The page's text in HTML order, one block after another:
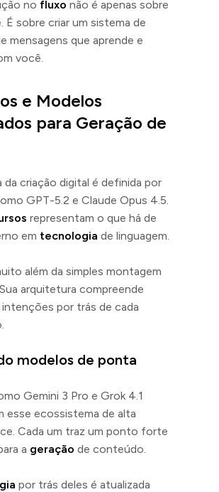
no fluxo não é apenas sobre
É sobre criar um sistema de
mensagens que aprende e
você.
e Modelos
para Geração de
criação digital é definida por
GPT-5.2 e Claude Opus 4.5.
representam o que há de
em tecnologia de linguagem.
além da simples montagem
arquitetura compreende
por trás de cada
modelos de ponta
Gemini 3 Pro e Grok 4.1
esse ecossistema de alta
Cada um traz um ponto forte
a geração de conteúdo.
por trás deles é atualizada